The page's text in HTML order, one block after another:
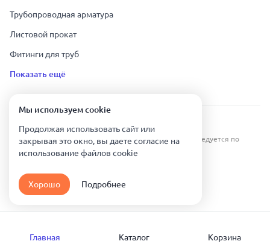
Трубопроводная арматура
Листовой прокат
Фитинги для труб
Показать ещё
Урал Тех Экспорт — Казахстан © 2019-
Все права защищены. Копирование информации преследуется по
Карта сайта
Политика конфиденциальности
Мы используем сookie
Продолжая использовать сайт или
закрывая это окно, вы даете согласие на
использование файлов сookie
Хорошо Подробнее
Главная Каталог Корзина